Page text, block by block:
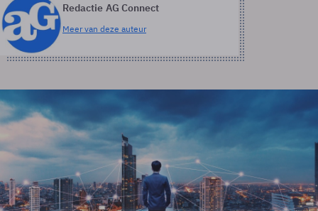
Redactie AG Connect
Meer van deze auteur